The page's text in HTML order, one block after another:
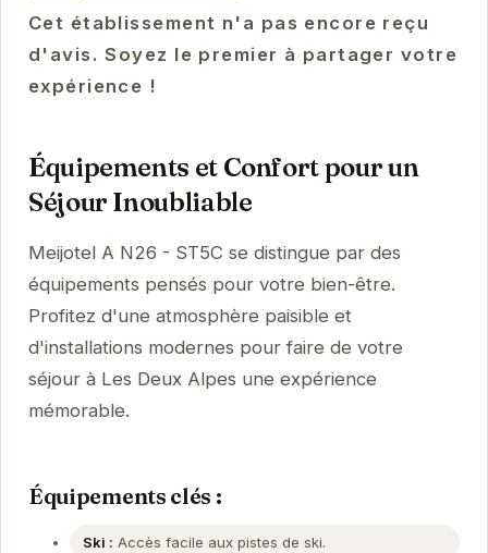
Cet établissement n'a pas encore reçu
d'avis. Soyez le premier à partager votre
expérience !
Équipements et Confort pour un
Séjour Inoubliable
Meijotel A N26 - ST5C se distingue par des
équipements pensés pour votre bien-être.
Profitez d'une atmosphère paisible et
d'installations modernes pour faire de votre
séjour à Les Deux Alpes une expérience
mémorable.
Équipements clés :
Ski : Accès facile aux pistes de ski.